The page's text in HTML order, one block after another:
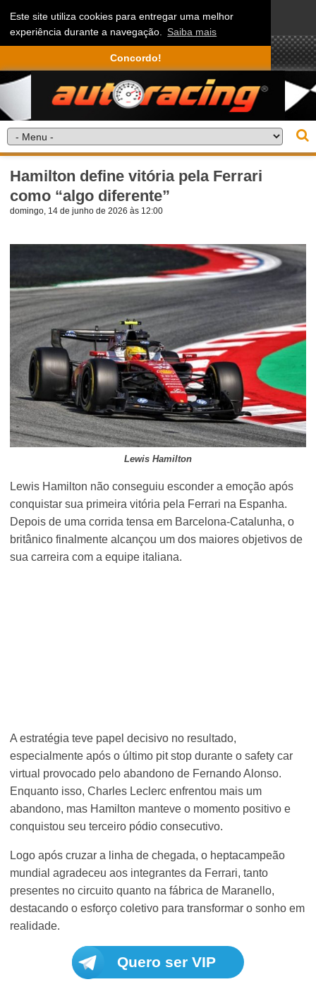
Este site utiliza cookies para entregar uma melhor
experiência durante a navegação. Saiba mais
Concordo!
Hamilton define vitória pela Ferrari
como “algo diferente”
domingo, 14 de junho de 2026 às 12:00
Lewis Hamilton
Lewis Hamilton não conseguiu esconder a emoção após
conquistar sua primeira vitória pela Ferrari na Espanha.
Depois de uma corrida tensa em Barcelona-Catalunha, o
britânico finalmente alcançou um dos maiores objetivos de
sua carreira com a equipe italiana.
A estratégia teve papel decisivo no resultado,
especialmente após o último pit stop durante o safety car
virtual provocado pelo abandono de Fernando Alonso.
Enquanto isso, Charles Leclerc enfrentou mais um
abandono, mas Hamilton manteve o momento positivo e
conquistou seu terceiro pódio consecutivo.
Logo após cruzar a linha de chegada, o heptacampeão
mundial agradeceu aos integrantes da Ferrari, tanto
presentes no circuito quanto na fábrica de Maranello,
destacando o esforço coletivo para transformar o sonho em
realidade.
Quero ser VIP